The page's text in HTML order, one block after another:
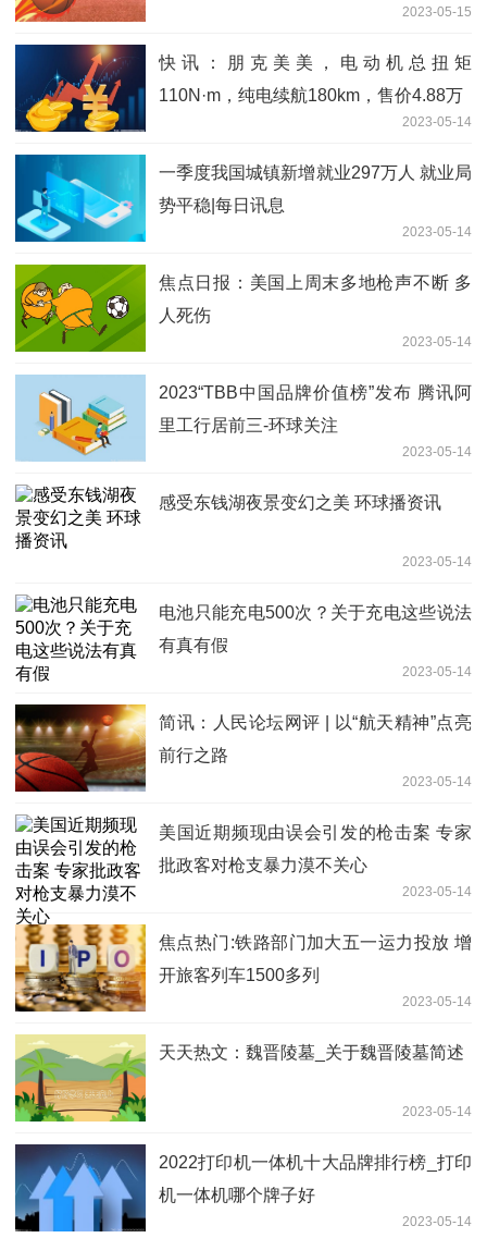
2023-05-15
快讯：朋克美美，电动机总扭矩
110N·m，纯电续航180km，售价4.88万
2023-05-14
一季度我国城镇新增就业297万人 就业局
势平稳|每日讯息
2023-05-14
焦点日报：美国上周末多地枪声不断 多
人死伤
2023-05-14
2023“TBB中国品牌价值榜”发布 腾讯阿
里工行居前三-环球关注
2023-05-14
感受东钱湖夜景变幻之美 环球播资讯
2023-05-14
电池只能充电500次？关于充电这些说法
有真有假
2023-05-14
简讯：人民论坛网评 | 以“航天精神”点亮
前行之路
2023-05-14
美国近期频现由误会引发的枪击案 专家
批政客对枪支暴力漠不关心
2023-05-14
焦点热门:铁路部门加大五一运力投放 增
开旅客列车1500多列
2023-05-14
天天热文：魏晋陵墓_关于魏晋陵墓简述
2023-05-14
2022打印机一体机十大品牌排行榜_打印
机一体机哪个牌子好
2023-05-14